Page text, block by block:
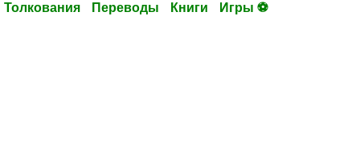
Толкования Переводы Книги Игры ⚽